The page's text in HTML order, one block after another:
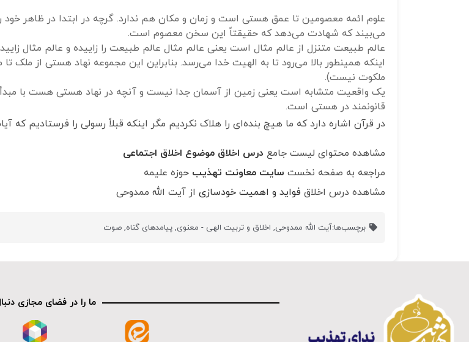
علوم ائمه معصومین تا عمق هستی است و زمان و مکان هم ندارد. گرچه در ابتدا در ظاهر
می‌بیند که شهادت می‌دهد که حقیقتاً این سخن معصوم است.
عالم طبیعت متنزل از عالم مثال است یعنی عالم مثال عالم طبیعت را زاییده و عالم مثال
اینکه همینطور بالا می‌رود تا به الهیت خدا می‌رسد. بنابراین این مجموعه نهاد هستی از ملک
ملکوت نیست).
یک واقعیت متشابه است یعنی زمین از آسمان جدا نیست و آنچه در نهاد هستی هست با
قانونمند در هستی است.
در قرآن اشاره دارد که ما هیچ بنده‌ای را هلاک نکردیم مگر اینکه قبلاً رسولی را فرستادیم که
مشاهده محتوای لیست جامع درس اخلاق موضوع اخلاق اجتماعی
مراجعه به صفحه نخست سایت معاونت تهذیب حوزه علیمه
مشاهده درس اخلاق فواید و اهمیت خودسازی از آیت الله ممدوحی
برچسب‌ها:آیت الله ممدوحی, اخلاق و تربیت الهی - معنوی,پیامدهای گناه,صوت
ما را در فضای مجازی